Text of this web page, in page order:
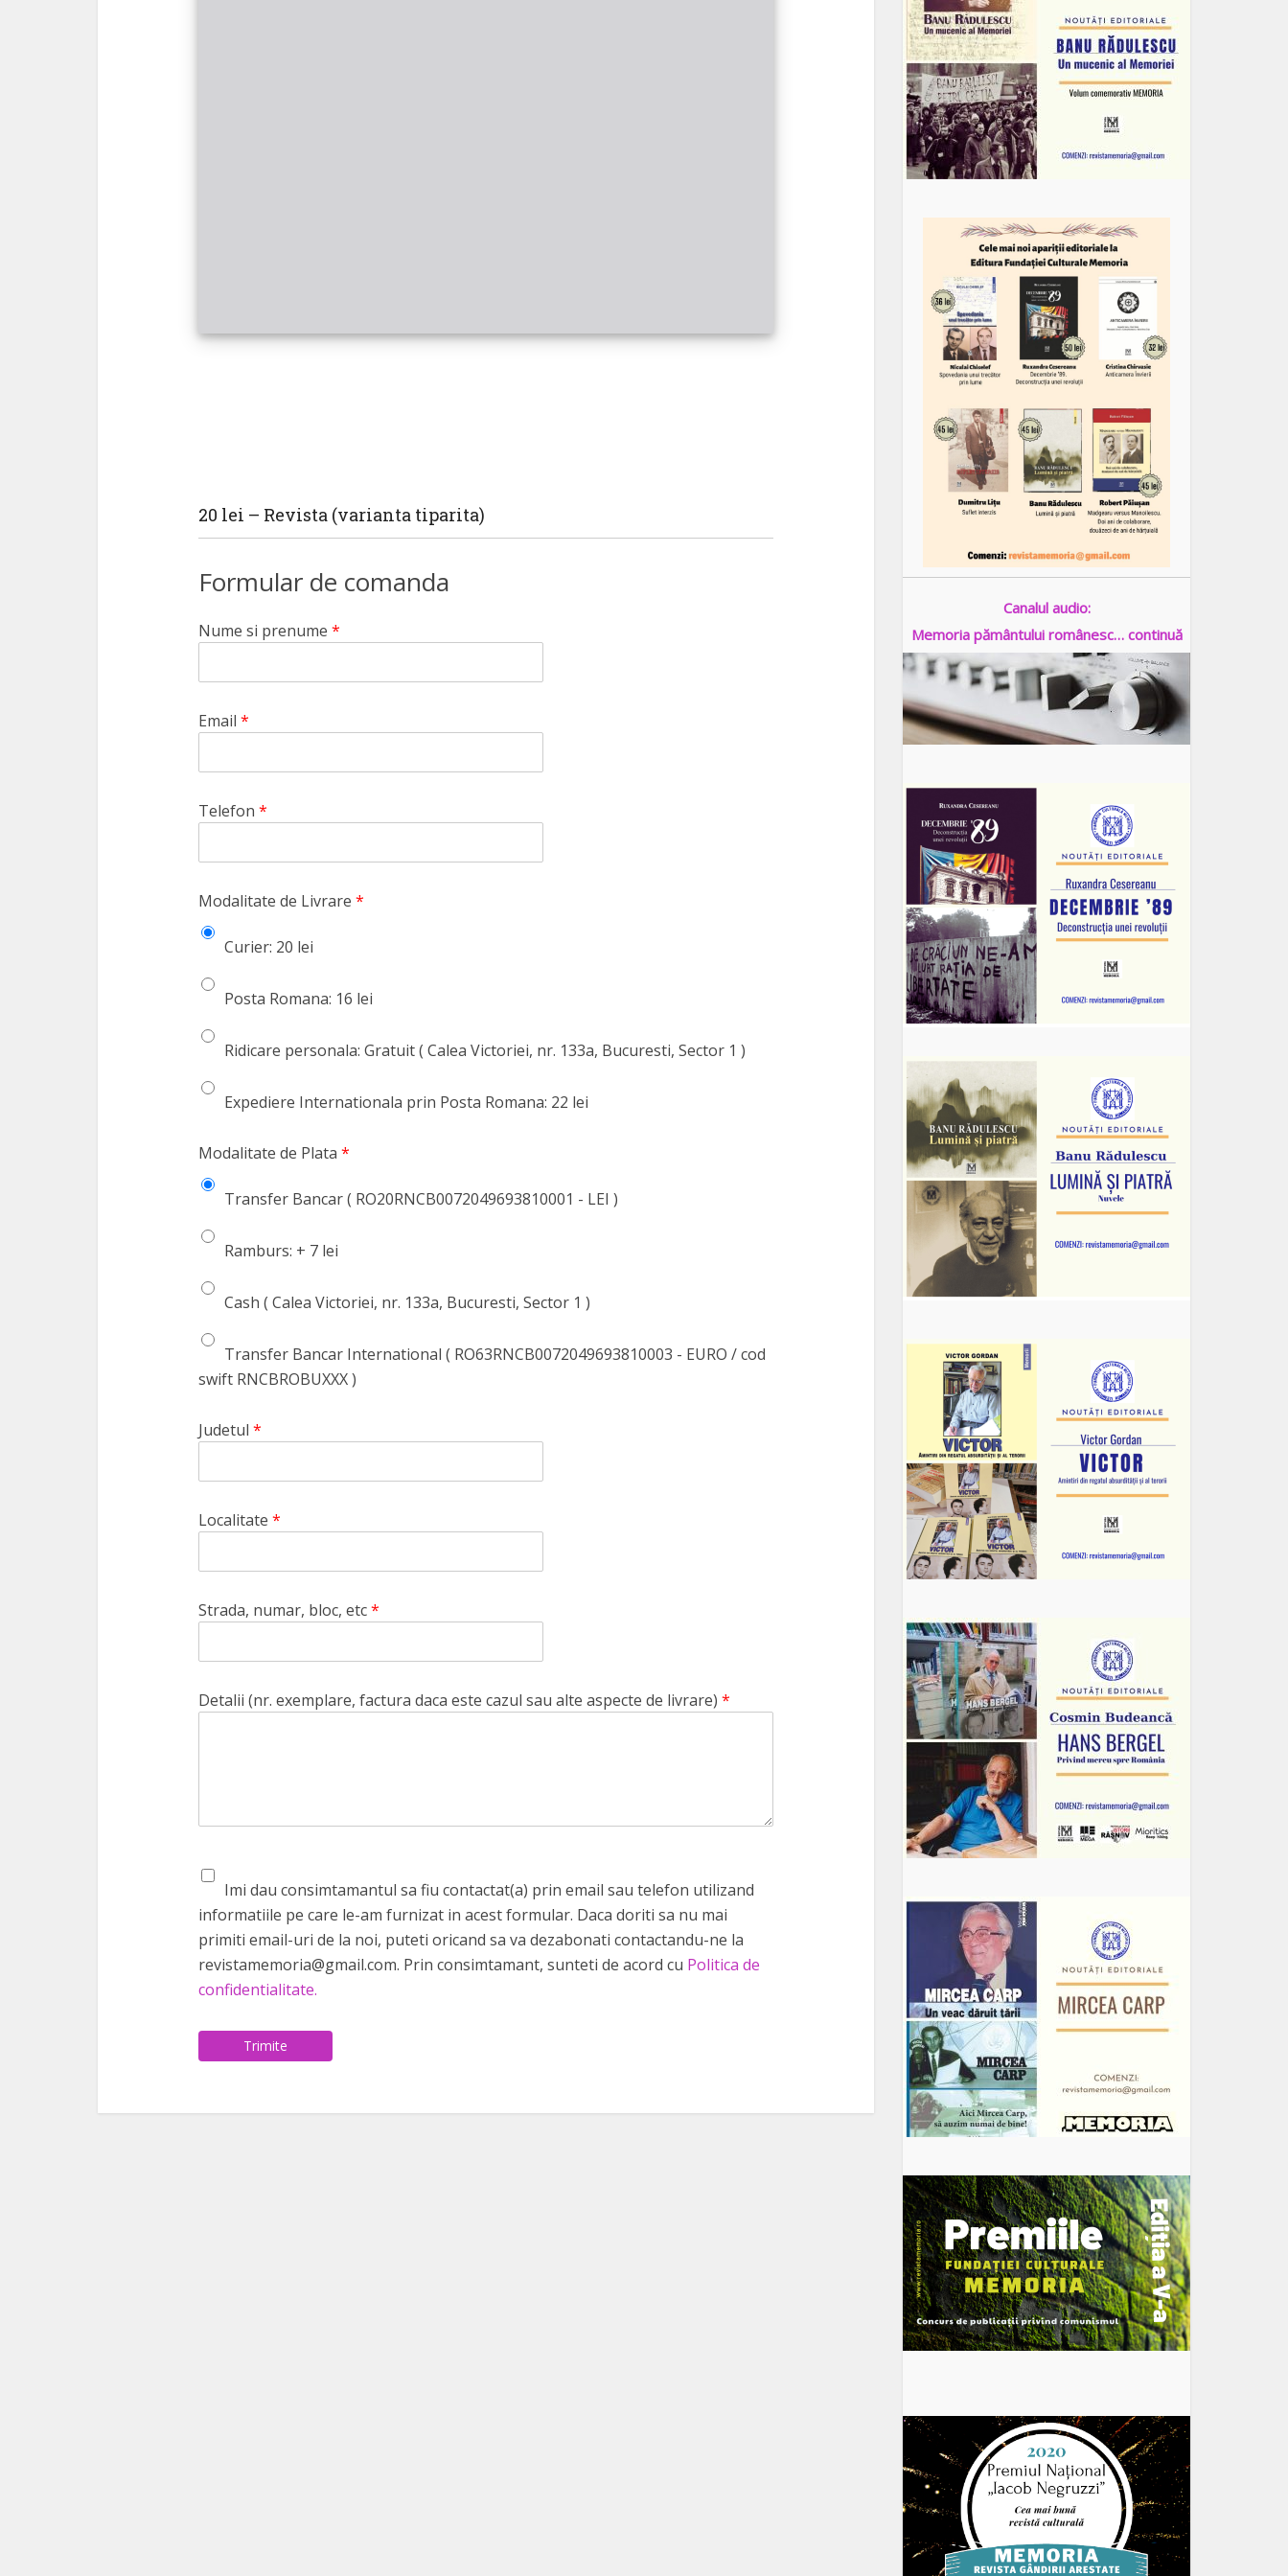
20 lei – Revista (varianta tiparita)
Formular de comanda
Nume si prenume *
Email *
Telefon *
Modalitate de Livrare *
Curier: 20 lei
Posta Romana: 16 lei
Ridicare personala: Gratuit ( Calea Victoriei, nr. 133a, Bucuresti, Sector 1 )
Expediere Internationala prin Posta Romana: 22 lei
Modalitate de Plata *
Transfer Bancar ( RO20RNCB0072049693810001 - LEI )
Ramburs: + 7 lei
Cash ( Calea Victoriei, nr. 133a, Bucuresti, Sector 1 )
Transfer Bancar International ( RO63RNCB0072049693810003 - EURO / cod
swift RNCBROBUXXX )
Judetul *
Localitate *
Strada, numar, bloc, etc*
Detalii (nr. exemplare, factura daca este cazul sau alte aspecte de livrare) *
Imi dau consimtamantul sa fiu contactat(a) prin email sau telefon utilizand
informatiile pe care le-am furnizat in acest formular. Daca doriti sa nu mai
primiti email-uri de la noi, puteti oricand sa va dezabonati contactandu-ne la
revistamemoria@gmail.com. Prin consimtamant, sunteti de acord cu Politica de
confidentialitate.
Trimite
Canalul audio:
Memoria pământului românesc… continuă